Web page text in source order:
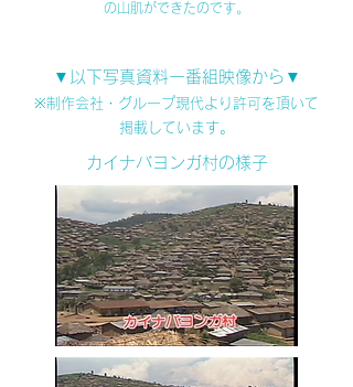
の山肌ができたのです。
▼以下写真資料ー番組映像から▼
※制作会社・グループ現代より許可を頂いて
掲載しています。
カイナバヨンガ村の様子